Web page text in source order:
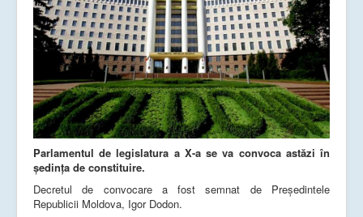
Parlamentul de legislatura a X-a se va convoca astăzi în
ședința de constituire.
Decretul de convocare a fost semnat de Președintele
Republicii Moldova, Igor Dodon.